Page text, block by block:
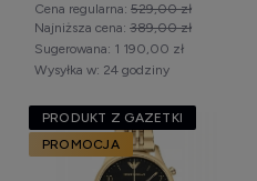
Cena regularna: 529,00 zł
Najniższa cena: 389,00 zł
Wysyłka w: 24 godziny
Sugerowana: 1 190,00 zł
PRODUKT Z GAZETKI
PROMOCJA